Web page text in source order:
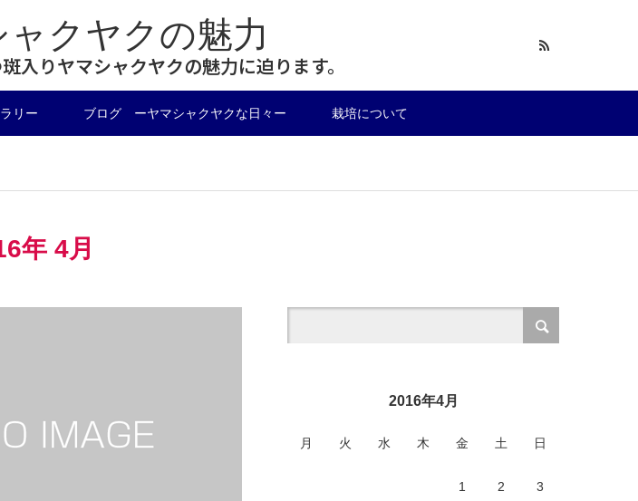
クヤクの魅力
入りヤマシャクヤクの魅力に迫ります。
リー ブログ ーヤマシャクヤクな日々ー 栽培について
年 4月
2016年4月
月 火 水 木 金 土 日
1 2 3